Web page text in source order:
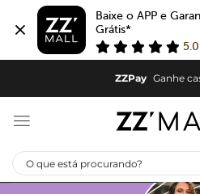
Baixe o APP e
Grátis*
5.0
ZZPay Ganhe
Cashback em todas